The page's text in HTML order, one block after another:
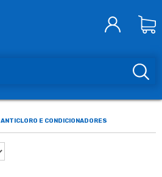
ANTICLORO E CONDICIONADORES